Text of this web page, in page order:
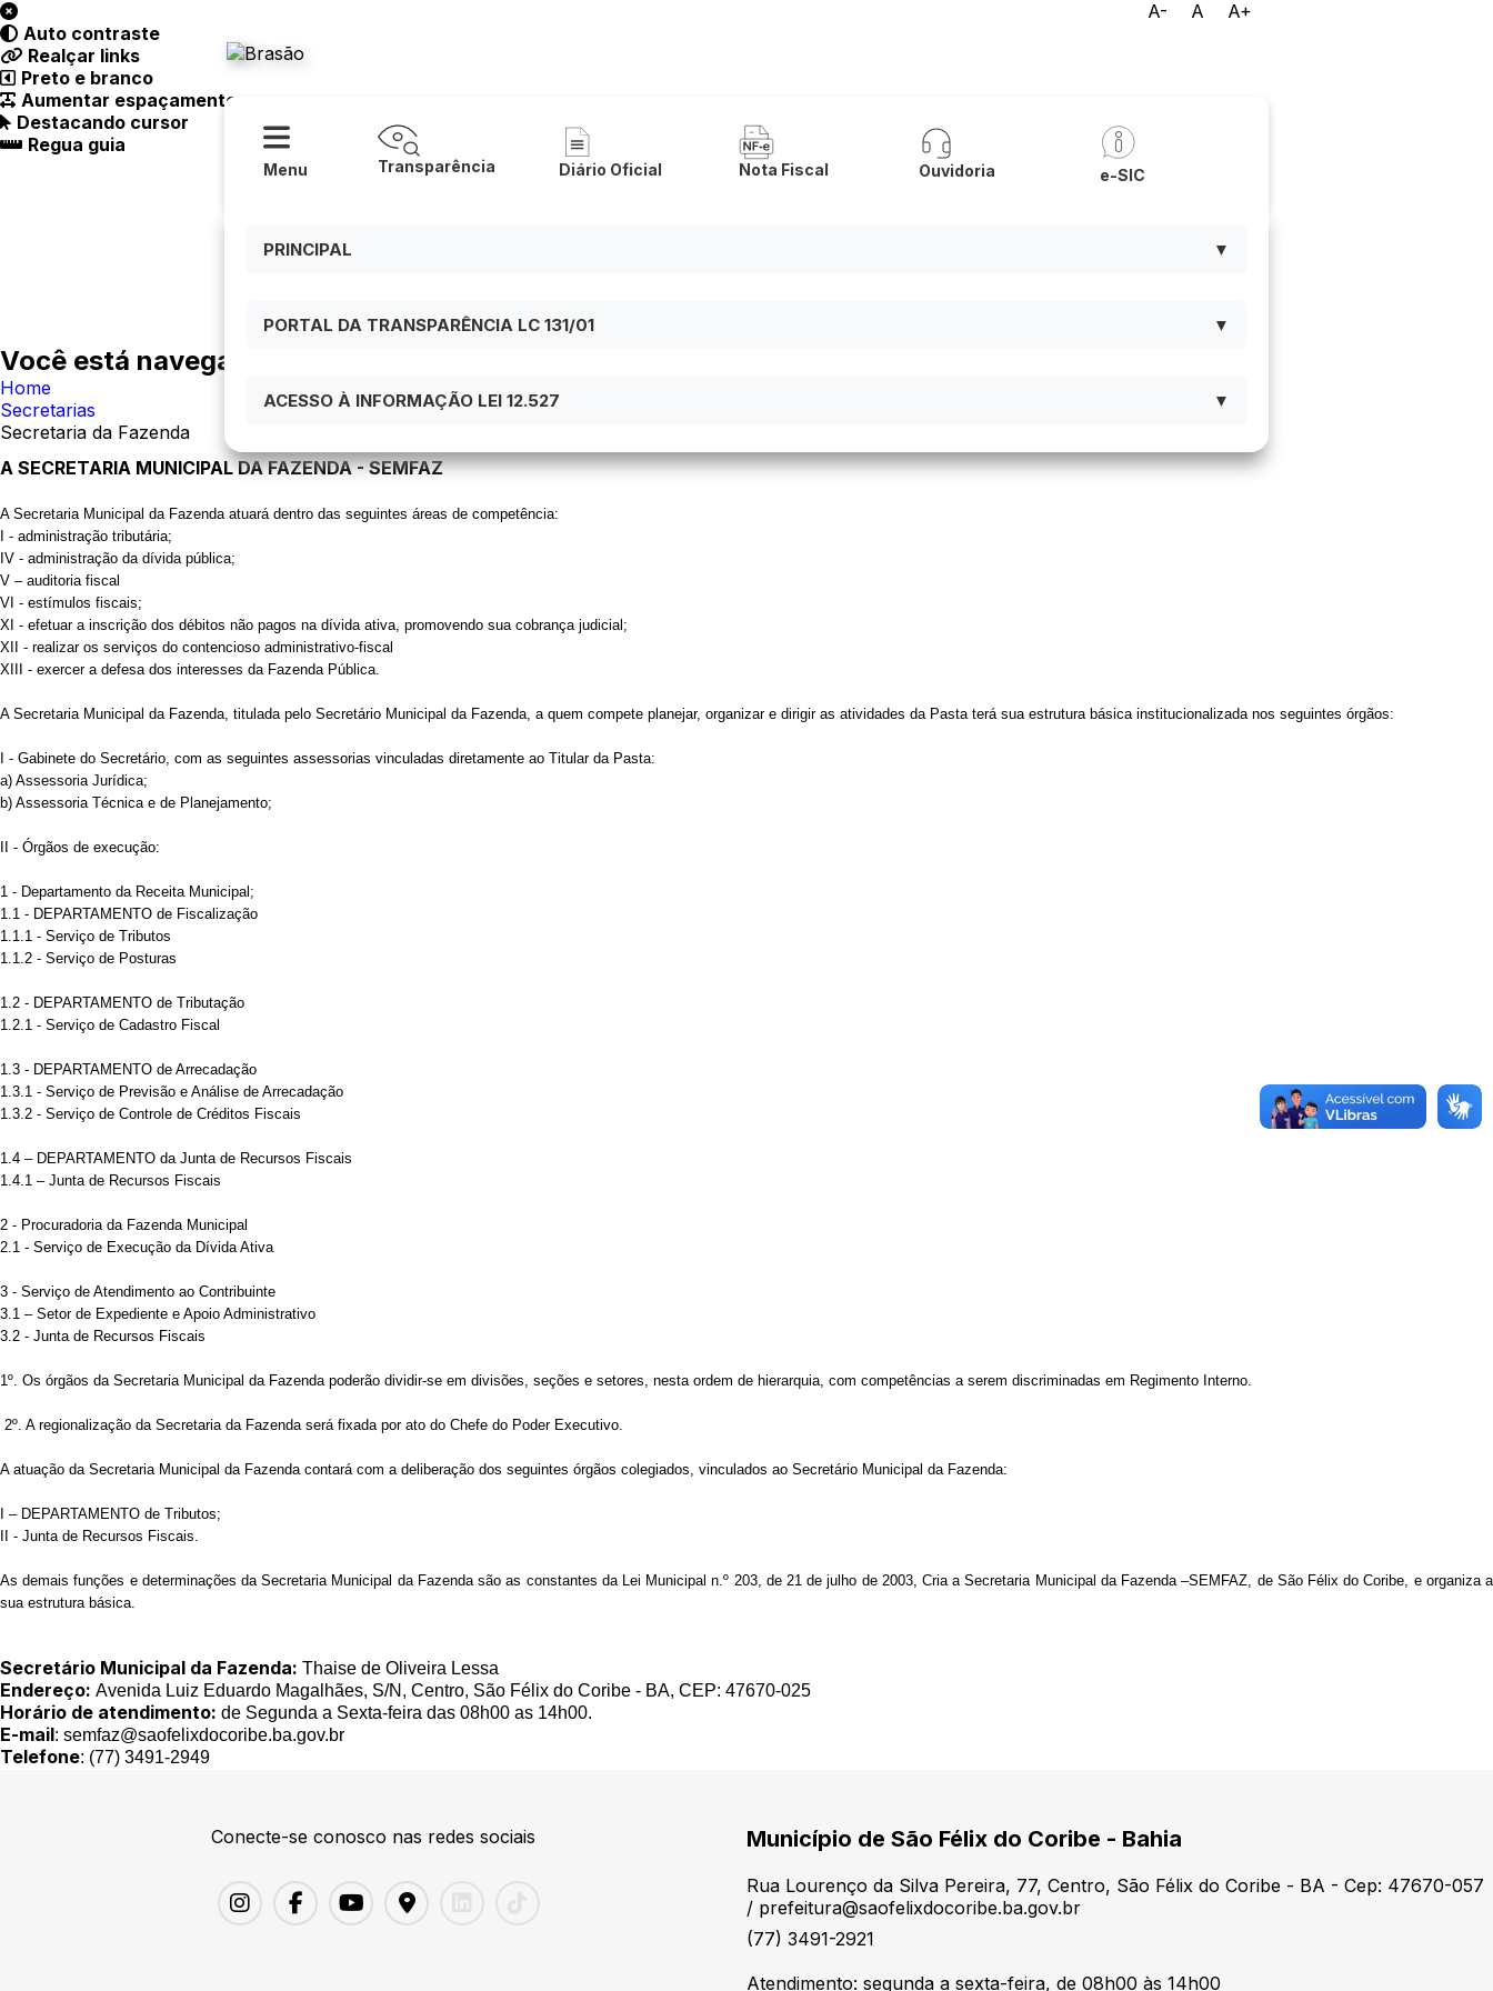
A- A
A+
Menu Transparência Diário Oficial Nota Fiscal Ouvidoria e-SIC
PRINCIPAL ▼
PORTAL DA TRANSPARÊNCIA LC 131/01 ▼
ACESSO À INFORMAÇÃO LEI 12.527 ▼
Auto contraste
Realçar links
Preto e branco
Aumentar espaçamento
Destacando cursor
Regua guia
Você está navegando em:
Home
Secretarias
Secretaria da Fazenda
A SECRETARIA MUNICIPAL DA FAZENDA - SEMFAZ
A Secretaria Municipal da Fazenda atuará dentro das seguintes áreas de competência:
I - administração tributária;
IV - administração da dívida pública;
V – auditoria fiscal
VI - estímulos fiscais;
XI - efetuar a inscrição dos débitos não pagos na dívida ativa, promovendo sua cobrança judicial;
XII - realizar os serviços do contencioso administrativo-fiscal
XIII - exercer a defesa dos interesses da Fazenda Pública.
A Secretaria Municipal da Fazenda, titulada pelo Secretário Municipal da Fazenda, a quem compete planejar, organizar e dirigir as atividades da Pasta terá sua estrutura básica institucionalizada nos seguintes órgãos:
I - Gabinete do Secretário, com as seguintes assessorias vinculadas diretamente ao Titular da Pasta:
a) Assessoria Jurídica;
b) Assessoria Técnica e de Planejamento;
II - Órgãos de execução:
1 - Departamento da Receita Municipal;
1.1 - DEPARTAMENTO de Fiscalização
1.1.1 - Serviço de Tributos
1.1.2 - Serviço de Posturas
1.2 - DEPARTAMENTO de Tributação
1.2.1 - Serviço de Cadastro Fiscal
1.3 - DEPARTAMENTO de Arrecadação
1.3.1 - Serviço de Previsão e Análise de Arrecadação
1.3.2 - Serviço de Controle de Créditos Fiscais
1.4 – DEPARTAMENTO da Junta de Recursos Fiscais
1.4.1 – Junta de Recursos Fiscais
2 - Procuradoria da Fazenda Municipal
2.1 - Serviço de Execução da Dívida Ativa
3 - Serviço de Atendimento ao Contribuinte
3.1 – Setor de Expediente e Apoio Administrativo
3.2 - Junta de Recursos Fiscais
1º. Os órgãos da Secretaria Municipal da Fazenda poderão dividir-se em divisões, seções e setores, nesta ordem de hierarquia, com competências a serem discriminadas em Regimento Interno.
2º. A regionalização da Secretaria da Fazenda será fixada por ato do Chefe do Poder Executivo.
A atuação da Secretaria Municipal da Fazenda contará com a deliberação dos seguintes órgãos colegiados, vinculados ao Secretário Municipal da Fazenda:
I – DEPARTAMENTO de Tributos;
II - Junta de Recursos Fiscais.
As demais funções e determinações da Secretaria Municipal da Fazenda são as constantes da Lei Municipal n.º 203, de 21 de julho de 2003, Cria a Secretaria Municipal da Fazenda –SEMFAZ, de São Félix do Coribe, e organiza a
sua estrutura básica.
Secretário Municipal da Fazenda: Thaise de Oliveira Lessa
Endereço: Avenida Luiz Eduardo Magalhães, S/N, Centro, São Félix do Coribe - BA, CEP: 47670-025
Horário de atendimento: de Segunda a Sexta-feira das 08h00 as 14h00.
E-mail: semfaz@saofelixdocoribe.ba.gov.br
Telefone: (77) 3491-2949
Conecte-se conosco nas redes sociais Município de São Félix do Coribe - Bahia
Rua Lourenço da Silva Pereira, 77, Centro, São Félix do Coribe - BA - Cep: 47670-057
/ prefeitura@saofelixdocoribe.ba.gov.br
(77) 3491-2921
Atendimento: segunda a sexta-feira, de 08h00 às 14h00